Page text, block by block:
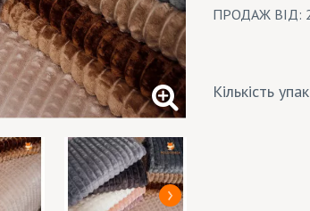
ПРОДАЖ ВІД:
Кількість